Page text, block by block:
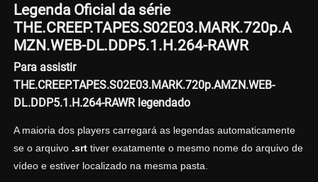
Legenda Oficial da série
THE.CREEP.TAPES.S02E03.MARK.720p.A
MZN.WEB-DL.DDP5.1.H.264-RAWR
Para assistir
THE.CREEP.TAPES.S02E03.MARK.720p.AMZN.WEB-
DL.DDP5.1.H.264-RAWR legendado
A maioria dos players carregará as legendas automaticamente
se o arquivo .srttiver exatamente o mesmo nome do arquivo de
vídeo e estiver localizado na mesma pasta.